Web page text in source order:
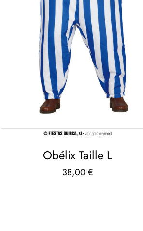
Obélix Taille L
38,00 €